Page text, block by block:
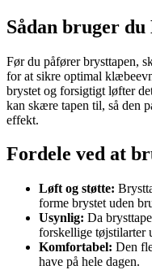
Sådan bruger
Før du påfører brysttapen,
for at sikre optimal
brystet og forsigtigt løfter
kan skære tapen til, så den
effekt.
Fordele ved at
Løft og støtte:
forme brystet uden
Usynlig: Da
forskellige tøjstilarter
Komfortabel: Den
have på hele dagen.